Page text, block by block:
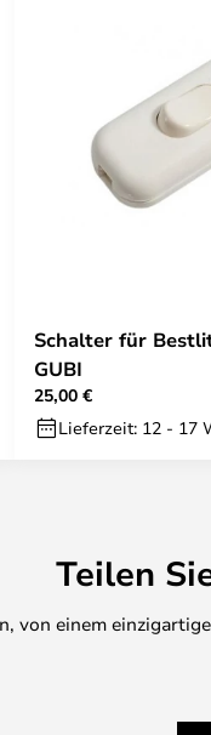
Schalter für
GUBI
25,00 €
Lieferzeit: 12 - 17
Teilen
von einem